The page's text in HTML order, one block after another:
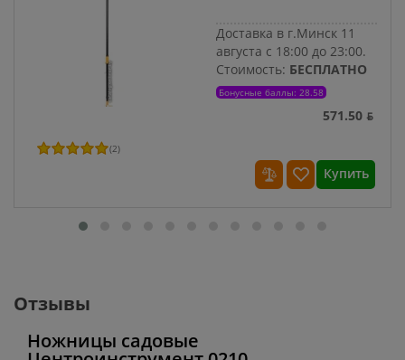
Доставка в г.Минск 11
августа с 18:00 до 23:00.
Стоимость: БЕСПЛАТНО
Бонусные баллы: 28.58
571.50 ƃ
(2)
Купить
Отзывы
Ножницы садовые